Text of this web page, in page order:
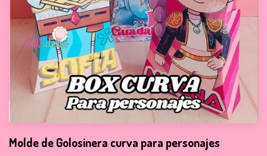
Molde de Golosinera curva para personajes